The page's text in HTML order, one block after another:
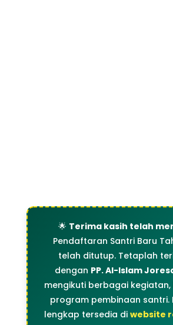
🌟 Terima kasih telah
Pendaftaran Santri Baru
telah ditutup. Tetaplah
dengan PP. Al-Islam
mengikuti berbagai kegiatan,
program pembinaan santri.
lengkap tersedia di website